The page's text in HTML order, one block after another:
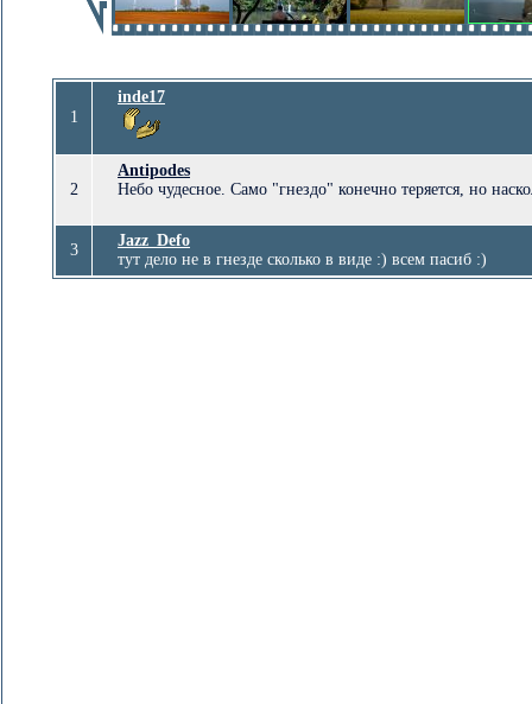
1
inde17
2
Antipodes
Небо чудесное. Само "гнездо" конечно теряется, но
3
Jazz_Defo
тут дело не в гнезде сколько в виде :) всем пасиб :)